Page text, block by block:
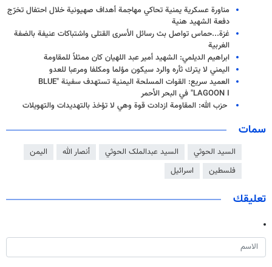
مناورة عسكرية يمنية تحاكي مهاجمة أهداف صهيونية خلال احتفال تخرّج
دفعة الشهيد هنية
غزة...حماس تواصل بث رسائل الأسرى القتلى واشتباكات عنيفة بالضفة
الغربية
ابراهيم الديلمي: الشهيد أمير عبد اللهيان كان ممثلاً للمقاومة
اليمني لا يترك ثأره والرد سيكون مؤلما ومكلفا ومرعبا للعدو
العميد سريع: القوات المسلحة اليمنية تستهدف سفينة "BLUE
LAGOON I" في البحر الأحمر
حزب الله: المقاومة ازدادت قوة وهي لا تؤخذ بالتهديدات والتهويلات
سمات
السيد الحوثي السید عبدالملک الحوثي أنصار الله
اليمن
فلسطين
اسرائيل
تعليقك